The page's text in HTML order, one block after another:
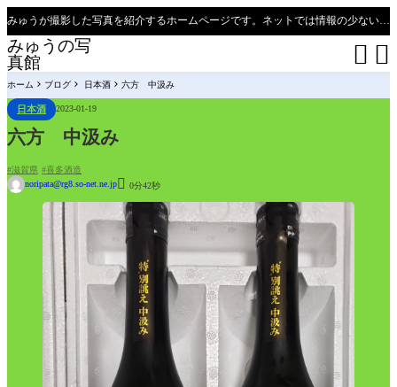
みゅうが撮影した写真を紹介するホームページです。ネットでは情報の少ない、新潟県、魚沼只見線の撮影ポイントの紹介があります（必見）。
みゅうの写
真館
 
ホーム ブログ 日本酒 六方 中汲み
日本酒 2023-01-19
六方 中汲み
滋賀県
喜多酒造
noripata@rg8.so-net.ne.jp 0分42秒